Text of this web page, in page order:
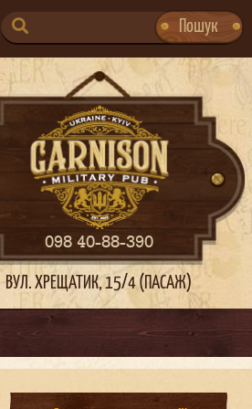
SEARCH
FOR:
Пошук
098 40-88-390
ВУЛ. ХРЕЩАТИК, 15/4 (ПАСАЖ)